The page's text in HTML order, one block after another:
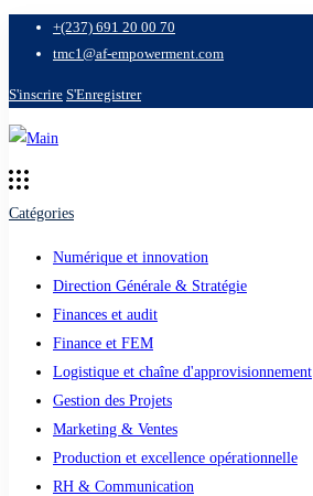
+(237) 691 20 00 70
tmc1@af-empowerment.com
S'inscrire S'Enregistrer
Catégories
Numérique et innovation
Direction Générale & Stratégie
Finances et audit
Finance et FEM
Logistique et chaîne d'approvisionnement
Gestion des Projets
Marketing & Ventes
Production et excellence opérationnelle
RH & Communication